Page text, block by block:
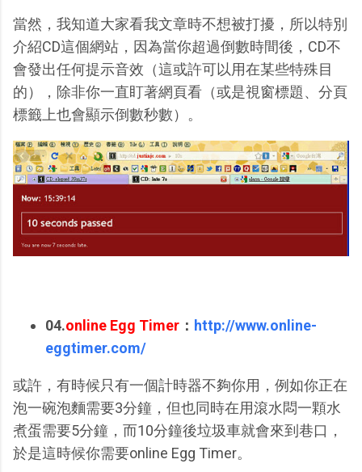
當然，我知道大家看我文章時不想被打擾，所以特別
介紹CD這個網站，因為當你超過倒數時間後，CD不
會發出任何提示音效（這或許可以用在某些特殊目
的），除非你一直盯著網頁看（或是視窗標題、分頁
標籤上也會顯示倒數秒數）。
04.online Egg Timer ： http://www.online-
eggtimer.com/
或許，有時候只有一個計時器不夠你用，例如你正在
泡一碗泡麵需要3分鐘，但也同時在用滾水悶一顆水
煮蛋需要5分鐘，而10分鐘後垃圾車就會來到巷口，
於是這時候你需要online Egg Timer。